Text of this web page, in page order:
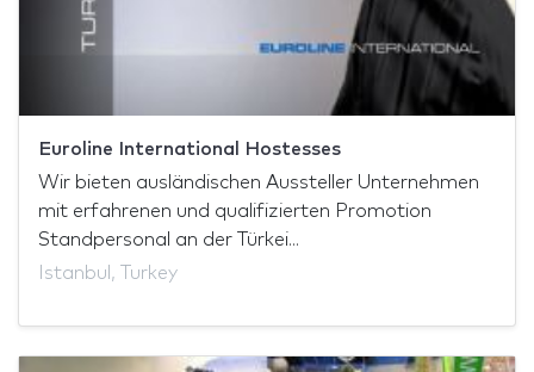
Euroline International Hostesses
Wir bieten ausländischen Aussteller Unternehmen
mit erfahrenen und qualifizierten Promotion
Standpersonal an der Türkei...
Istanbul, Turkey